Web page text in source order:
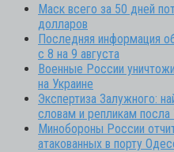
Маск всего за 50 дней
долларов
Последняя информация
с 8 на 9 августа
Военные России
на Украине
Экспертиза Залужного:
словам и репликам посла
Минобороны России
атакованных в порту